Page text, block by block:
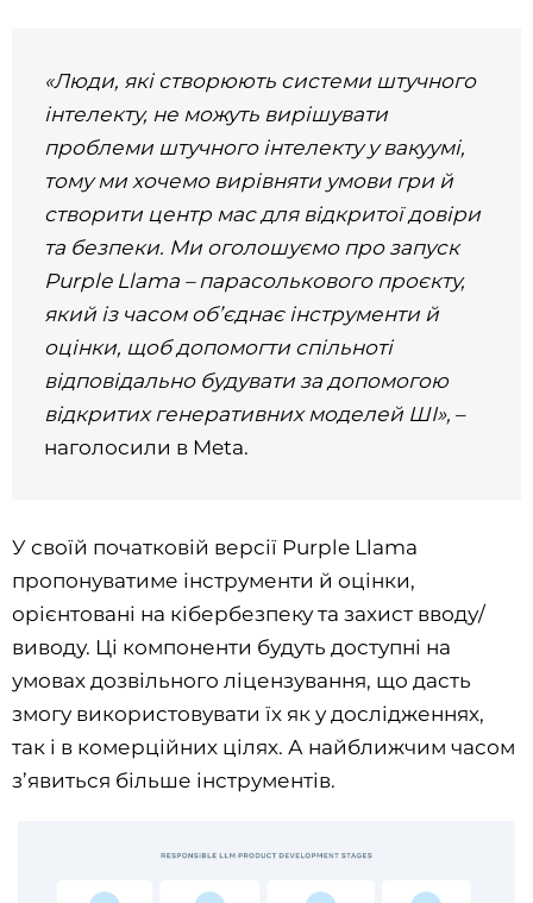
«Люди, які створюють системи штучного
інтелекту, не можуть вирішувати
проблеми штучного інтелекту у вакуумі,
тому ми хочемо вирівняти умови гри й
створити центр мас для відкритої довіри
та безпеки. Ми оголошуємо про запуск
Purple Llama – парасолькового проєкту,
який із часом об’єднає інструменти й
оцінки, щоб допомогти спільноті
відповідально будувати за допомогою
відкритих генеративних моделей ШІ», –
наголосили в Meta.
У своїй початковій версії Purple Llama
пропонуватиме інструменти й оцінки,
орієнтовані на кібербезпеку та захист вводу/
виводу. Ці компоненти будуть доступні на
умовах дозвільного ліцензування, що дасть
змогу використовувати їх як у дослідженнях,
так і в комерційних цілях. А найближчим часом
з’явиться більше інструментів.